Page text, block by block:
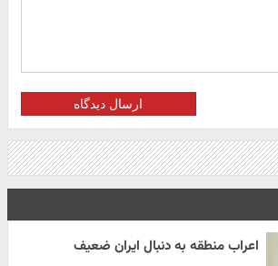
ارسال دیدگاه
اعراب منطقه به دنبال ایران ضعیف